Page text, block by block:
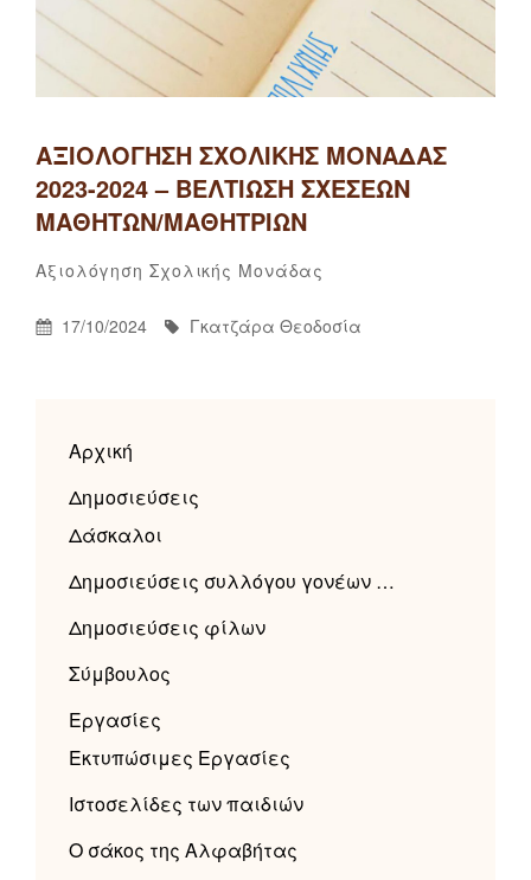
ΑΞΙΟΛΌΓΗΣΗ ΣΧΟΛΙΚΉΣ ΜΟΝΆΔΑΣ
2023-2024 – ΒΕΛΤΊΩΣΗ ΣΧΈΣΕΩΝ
ΜΑΘΗΤΏΝ/ΜΑΘΗΤΡΙΏΝ
Categories
Αξιολόγηση Σχολικής Μονάδας
Θεοδοσία
Posted
17/10/2024 By
Γκατζάρα Θεοδοσία
Αρχική
Δημοσιεύσεις
Δάσκαλοι
Δημοσιεύσεις συλλόγου γονέων …
Δημοσιεύσεις φίλων
Σύμβουλος
Εργασίες
Εκτυπώσιμες Εργασίες
Ιστοσελίδες των παιδιών
Ο σάκος της Αλφαβήτας